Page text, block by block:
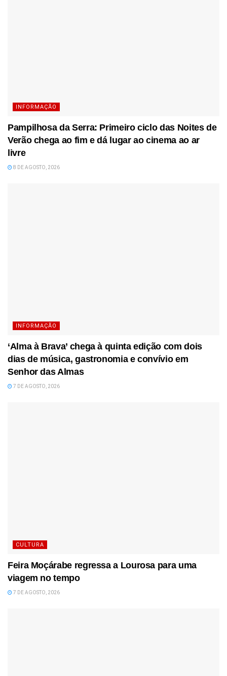
INFORMAÇÃO
Pampilhosa da Serra: Primeiro ciclo das Noites de
Verão chega ao fim e dá lugar ao cinema ao ar
livre
8 DE AGOSTO, 2026
INFORMAÇÃO
‘Alma à Brava’ chega à quinta edição com dois
dias de música, gastronomia e convívio em
Senhor das Almas
7 DE AGOSTO, 2026
CULTURA
Feira Moçárabe regressa a Lourosa para uma
viagem no tempo
7 DE AGOSTO, 2026